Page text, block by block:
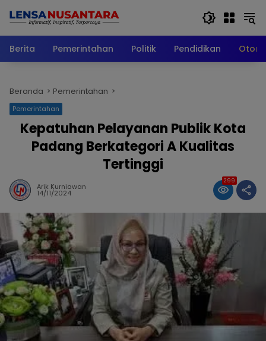
Berita
Pemerintahan Politik Pendidikan
Beranda Pemerintahan
Pemerintahan
Kepatuhan Pelayanan Publik Kota
Padang Berkategori A Kualitas
Tertinggi
Arik Kurniawan
14/11/2024
299